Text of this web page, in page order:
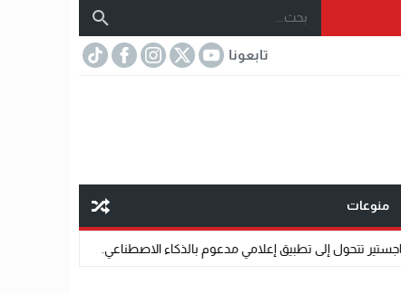
تابعونا
منوعات
إعلامي مدعوم بالذكاء الاصطناعي. 07:32 مختار عتمان.. «صديق